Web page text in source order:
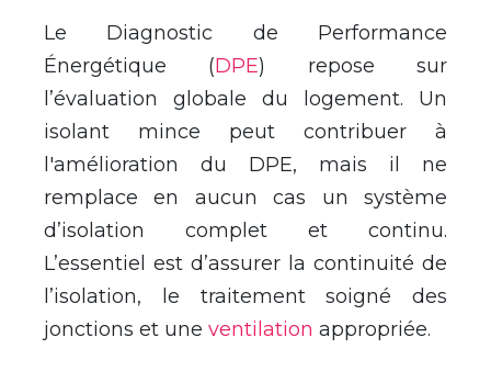
Le Diagnostic de Performance
Énergétique (DPE) repose sur
l’évaluation globale du logement. Un
isolant mince peut contribuer à
l'amélioration du DPE, mais il ne
remplace en aucun cas un système
d’isolation complet et continu.
L’essentiel est d’assurer la continuité de
l’isolation, le traitement soigné des
jonctions et une ventilation appropriée.